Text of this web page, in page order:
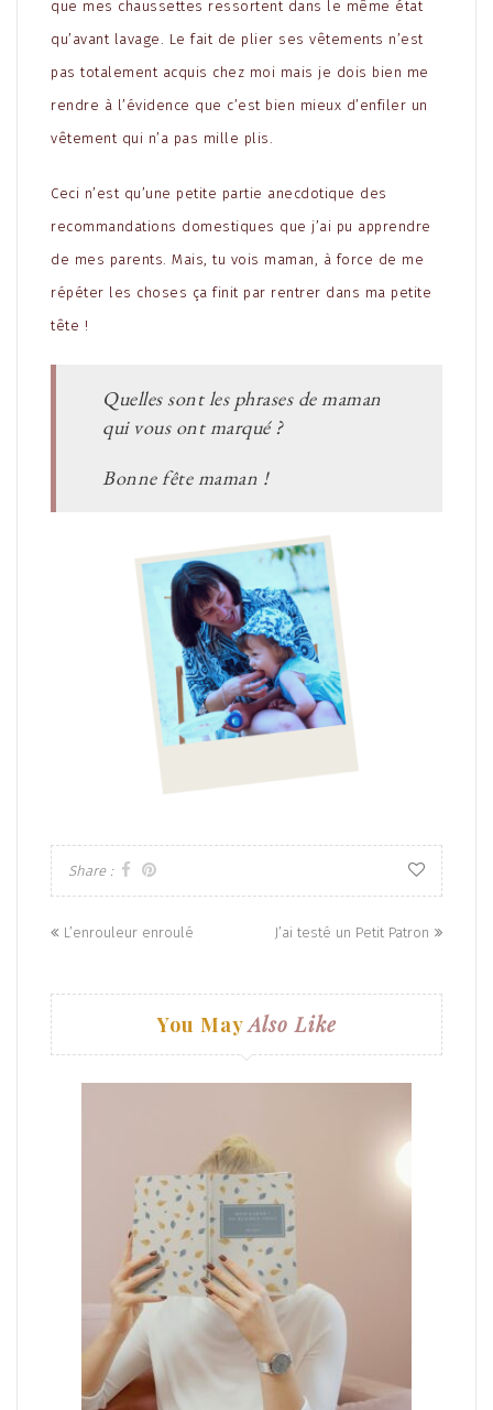
que mes chaussettes ressortent dans le même état
qu’avant lavage. Le fait de plier ses vêtements n’est
pas totalement acquis chez moi mais je dois bien me
rendre à l’évidence que c’est bien mieux d’enfiler un
vêtement qui n’a pas mille plis.
Ceci n’est qu’une petite partie anecdotique des
recommandations domestiques que j’ai pu apprendre
de mes parents. Mais, tu vois maman, à force de me
répéter les choses ça finit par rentrer dans ma petite
tête !
Quelles sont les phrases de maman
qui vous ont marqué ?
Bonne fête maman !
Share :
Posts
L’enrouleur enroulé J’ai testé un Petit Patron
You MayAlso Like